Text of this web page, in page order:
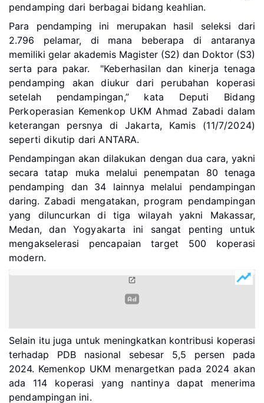
pendamping dari berbagai bidang keahlian.
Para pendamping ini merupakan hasil seleksi dari
2.796 pelamar, di mana beberapa di antaranya
memiliki gelar akademis Magister (S2) dan Doktor (S3)
serta para pakar. "Keberhasilan dan kinerja tenaga
pendamping akan diukur dari perubahan koperasi
setelah pendampingan,” kata Deputi Bidang
Perkoperasian Kemenkop UKM Ahmad Zabadi dalam
keterangan persnya di Jakarta, Kamis (11/7/2024)
seperti dikutip dari ANTARA.
Pendampingan akan dilakukan dengan dua cara, yakni
secara tatap muka melalui penempatan 80 tenaga
pendamping dan 34 lainnya melalui pendampingan
daring. Zabadi mengatakan, program pendampingan
yang diluncurkan di tiga wilayah yakni Makassar,
Medan, dan Yogyakarta ini sangat penting untuk
mengakselerasi pencapaian target 500 koperasi
modern.
Selain itu juga untuk meningkatkan kontribusi koperasi
terhadap PDB nasional sebesar 5,5 persen pada
2024. Kemenkop UKM menargetkan pada 2024 akan
ada 114 koperasi yang nantinya dapat menerima
pendampingan ini.